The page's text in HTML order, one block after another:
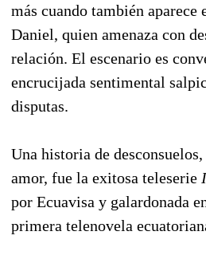
más cuando también aparece
Daniel, quien amenaza con
relación. El escenario es
encrucijada sentimental
disputas.
Una historia de
amor, fue la exitosa teleserie
por Ecuavisa y galardonada
primera telenovela